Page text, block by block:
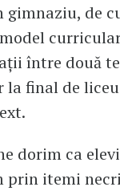
gimnaziu, de
între două
la final de
dorim ca
prin itemi